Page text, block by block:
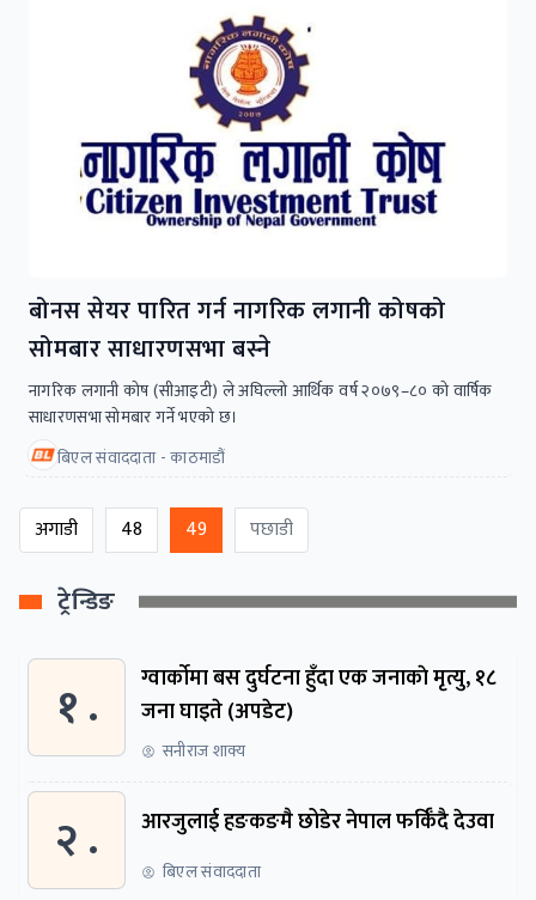
बोनस सेयर पारित गर्न नागरिक लगानी कोषको
सोमबार साधारणसभा बस्ने
नागरिक लगानी कोष (सीआइटी) ले अघिल्लो आर्थिक वर्ष २०७९–८० को वार्षिक
साधारणसभा सोमबार गर्ने भएको छ।
बिएल संवाददाता - काठमाडौं
अगाडी 48 49 पछाडी
ट्रेन्डिङ
१ .
ग्वार्काेमा बस दुर्घटना हुँदा एक जनाकाे मृत्यु, १८
जना घाइते (अपडेट)
सनीराज शाक्य
२ . आरजुलाई हङकङमै छोडेर नेपाल फर्किँदै देउवा
बिएल संवाददाता